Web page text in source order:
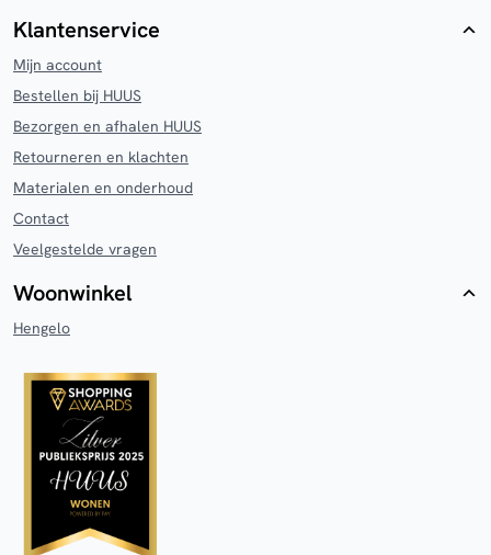
Klantenservice
Mijn account
Bestellen bij HUUS
Bezorgen en afhalen HUUS
Retourneren en klachten
Materialen en onderhoud
Contact
Veelgestelde vragen
Woonwinkel
Hengelo